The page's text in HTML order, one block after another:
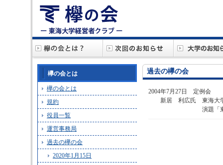
欅の会とは
欅の会とは
規約
役員一覧
運営事務局
過去の欅の会
2020年1月15日
過去の欅の会
2004年7月27日 定例会
新居 利広氏 東海大学
演題「東海大学に